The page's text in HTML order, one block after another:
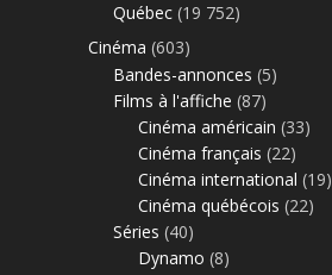
Québec (19 752)
Cinéma (603)
Bandes-annonces (5)
Films à l'affiche (87)
Cinéma américain (33)
Cinéma français (22)
Cinéma international (19)
Cinéma québécois (22)
Séries (40)
Dynamo (8)